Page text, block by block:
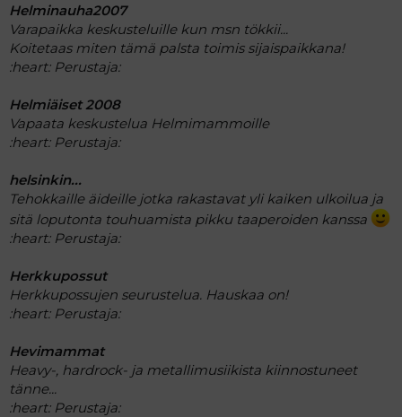
Helminauha2007
Varapaikka keskusteluille kun msn tökkii...
Koitetaas miten tämä palsta toimis sijaispaikkana!
:heart: Perustaja:
Helmiäiset 2008
Vapaata keskustelua Helmimammoille
:heart: Perustaja:
helsinkin...
Tehokkaille äideille jotka rakastavat yli kaiken ulkoilua ja
sitä loputonta touhuamista pikku taaperoiden kanssa
:heart: Perustaja:
Herkkupossut
Herkkupossujen seurustelua. Hauskaa on!
:heart: Perustaja:
Hevimammat
Heavy-, hardrock- ja metallimusiikista kiinnostuneet
tänne...
:heart: Perustaja: